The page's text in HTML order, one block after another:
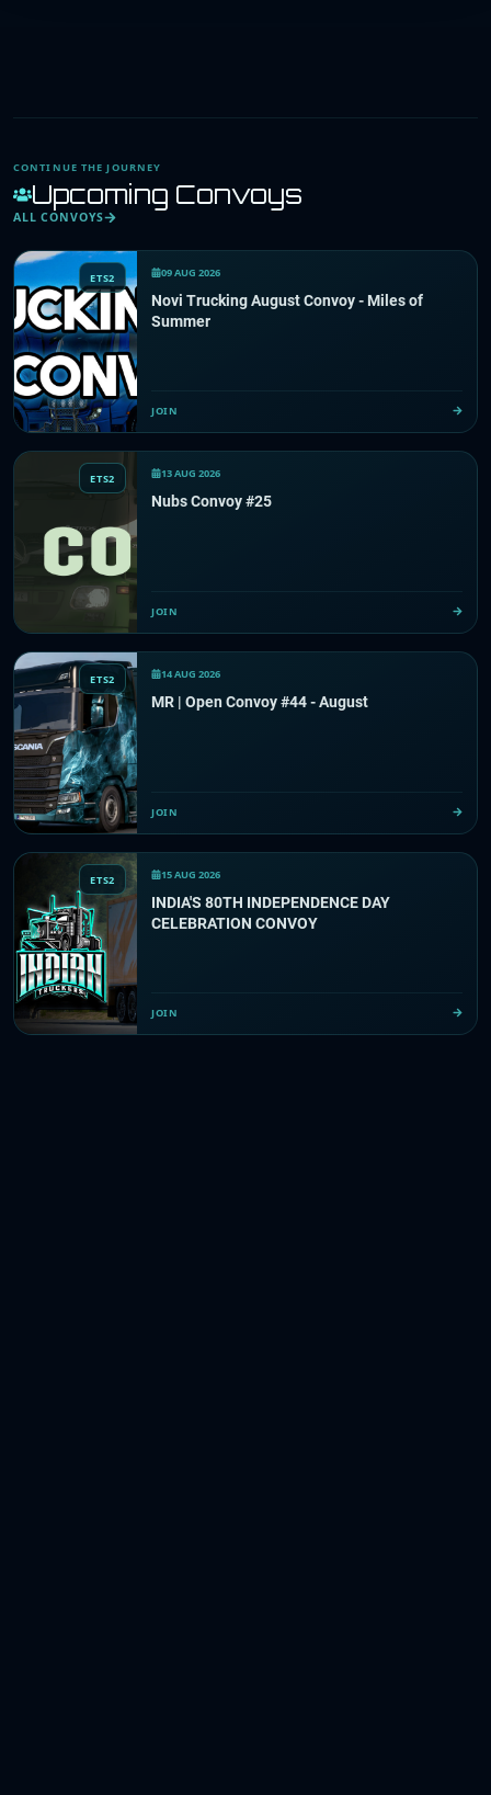
CONTINUE THE JOURNEY
Upcoming Convoys
ALL CONVOYS
ETS2 09 AUG 2026
Novi Trucking August Convoy - Miles of
Summer
JOIN
ETS2 13 AUG 2026
Nubs Convoy #25
JOIN
ETS2 14 AUG 2026
MR | Open Convoy #44 - August
JOIN
ETS2 15 AUG 2026
INDIA'S 80TH INDEPENDENCE DAY
CELEBRATION CONVOY
JOIN